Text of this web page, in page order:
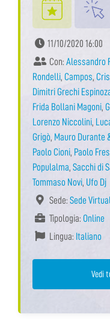
11/10/2020 16:00
Con: Alessandro
Rondelli, Campos,
Dimitri Grechi
Frida Bollani Magoni,
Lorenzo Niccolini,
Grigò, Mauro Durante
Paolo Cioni, Paolo
Populalma, Sacchi di
Tommaso Novi, Ufo Dj
Sede: Sede
Tipologia: Online
Lingua: Italiano
Vedi